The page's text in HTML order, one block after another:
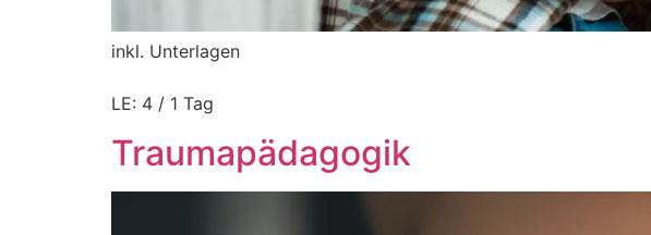
inkl. Unterlagen
LE: 4 / 1 Tag
Traumapädagogik